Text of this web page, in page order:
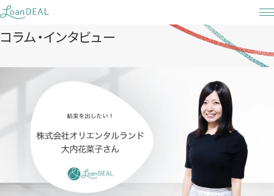
Skip
to
content
コラム・インタビュー